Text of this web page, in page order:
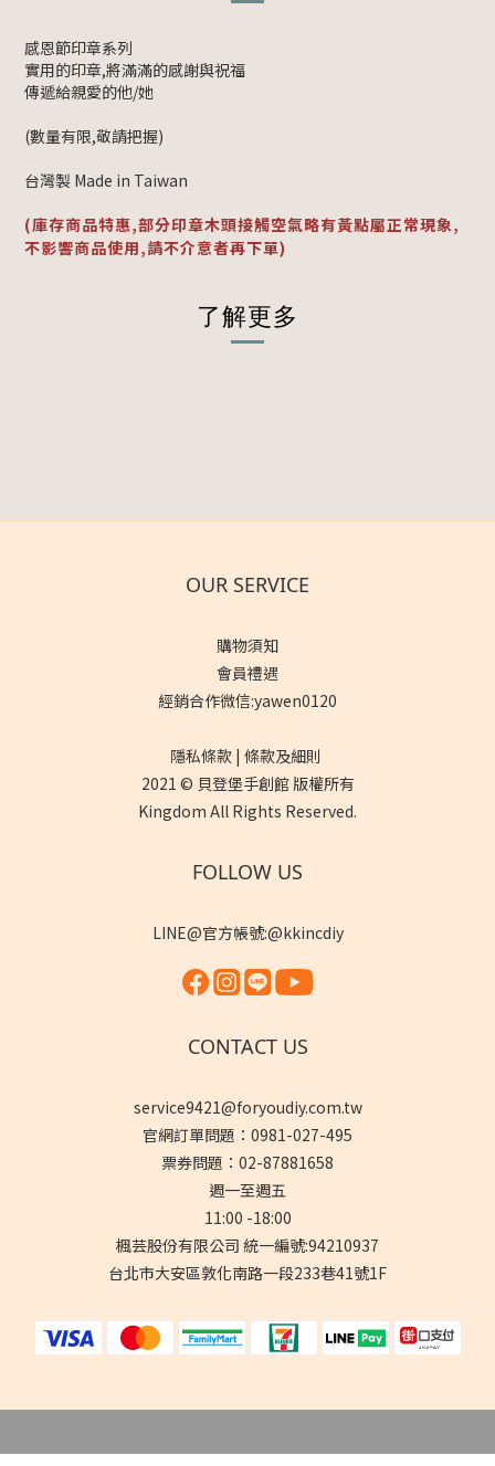
感恩節印章系列
實用的印章,將滿滿的感謝與祝福
傳遞給親愛的他/她
(數量有限,敬請把握)
台灣製 Made in Taiwan
(庫存商品特惠,部分印章木頭接觸空氣略有黃點屬正常現象,
不影響商品使用,請不介意者再下單)
了解更多
OUR SERVICE
購物須知
會員禮遇
經銷合作微信:yawen0120
隱私條款 | 條款及細則
2021 © 貝登堡手創館 版權所有
Kingdom All Rights Reserved.
FOLLOW US
LINE@官方帳號:@kkincdiy
CONTACT US
service9421@foryoudiy.com.tw
官網訂單問題：0981-027-495
票券問題：02-87881658
週一至週五
11:00 -18:00
楓芸股份有限公司 統一編號:94210937
台北市大安區敦化南路一段233巷41號1F